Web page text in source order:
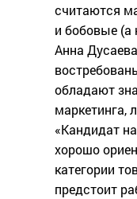
считаются
и бобовые (а
Анна
обладают
маркетинга,
«Кандидат
хорошо
категории
предстоит